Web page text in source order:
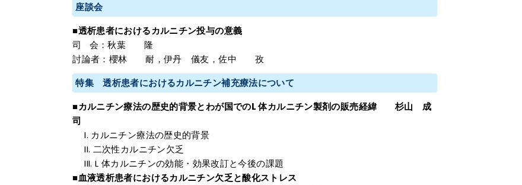
座談会
■透析患者におけるカルニチン投与の意義
司 会：秋葉 隆
討論者：櫻林 耐，伊丹 儀友，佐中 孜
特集 透析患者におけるカルニチン補充療法について
■カルニチン療法の歴史的背景とわが国でのL 体カルニチン製剤の販売経緯 杉山 成
司
カルニチン療法の歴史的背景
二次性カルニチン欠乏
L 体カルニチンの効能・効果改訂と今後の課題
■血液透析患者におけるカルニチン欠乏と酸化ストレス